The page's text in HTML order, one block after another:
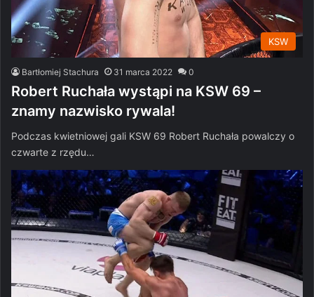
KSW
Bartłomiej Stachura 31 marca 2022 0
Robert Ruchała wystąpi na KSW 69 –
znamy nazwisko rywala!
Podczas kwietniowej gali KSW 69 Robert Ruchała powalczy o
czwarte z rzędu…